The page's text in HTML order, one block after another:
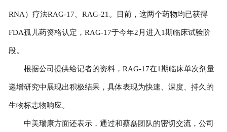
RNA）疗法RAG-17、RAG-21。目前，这两个药物均已获得
FDA孤儿药资格认定，RAG-17于今年2月进入1期临床试验阶
段。
根据公司提供给记者的资料，RAG-17在1期临床单次剂量
递增研究中展现出积极结果，具体表现为快速、深度、持久的
生物标志物响应。
中美瑞康方面还表示，通过和蔡磊团队的密切交流，公司